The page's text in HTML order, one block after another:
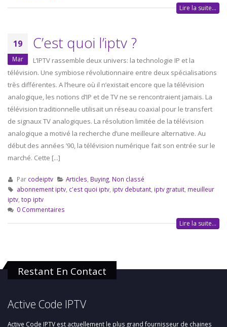
Lire la suite...
19
Mar
C’est quoi l’iptv ?
L’IPTV rassemble deux univers: la technologie IP et la
télévision. Une symbiose révolutionnaire entre deux spécialisations
très différentes. A l’heure où il n’existait encore que la télévision
analogique, les notions d’IP et de TV ne se rencontraient jamais. La
télévision traditionnelle utilisait un réseau coaxial pour le transfert
de signaux TV analogiques. La résolution limitée de la télévision
analogique a motivé la recherche d’une meilleure alternative. Au
début des années ’90, la télévision numérique fait son entrée sur le
marché. Cette [...]
Par codeiptv Articles Buying Non classé
abonnement iptv, c'est quoi iptv, iptv debutant, iptv gratuit, meuilleur
iptv top iptv
0 Commentaires
Lire la suite...
Restant En Contact
Active Code IPTV
Active Code IPTV est actuellement le plus grand fournisseur de chaines